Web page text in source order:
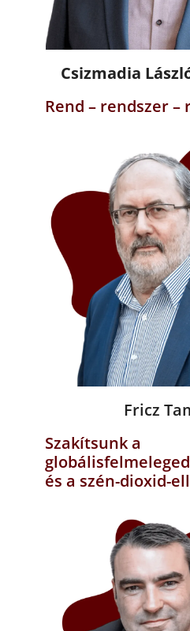
Csizmadia
Rend – rendszer –
Fricz
Szakítsunk a
és a szén-dioxid-